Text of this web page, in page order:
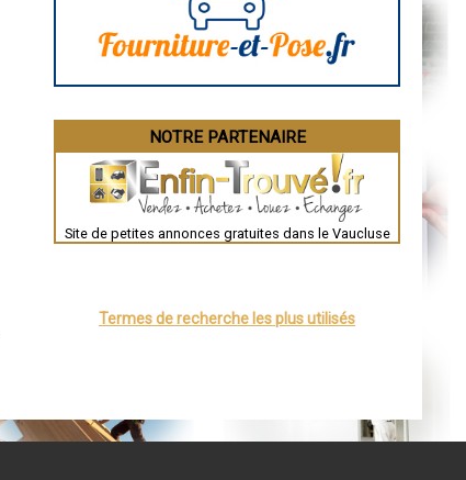
Brive-la-Gaillarde
Guéret
Besançon
Évreux
Chartres
Nîmes
Auch
Le Puy-en-Velay
Nantes
NOTRE PARTENAIRE
Site de petites annonces gratuites dans le Vaucluse
Termes de recherche les plus utilisés